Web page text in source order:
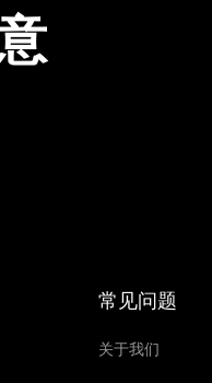
常见问题
关于我们